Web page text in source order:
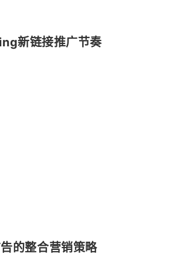
新链接推广节奏
的整合营销策略